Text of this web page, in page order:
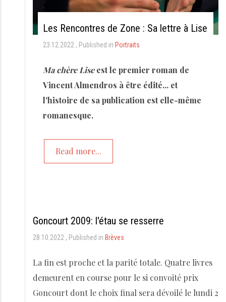
Les Rencontres de Zone : Sa lettre à Lise
23.12.2022 Published in Portraits
Ma chère Liseest le premier roman de
Vincent Almendros à être édité... et
l'histoire de sa publication est elle-même
romanesque.
Read more...
Goncourt 2009: l'étau se resserre
28.10.2022 Published in Brèves
La fin est proche et la parité totale. Quatre livres
demeurent en course pour le si convoité prix
Goncourt dont le choix final sera dévoilé le lundi 2